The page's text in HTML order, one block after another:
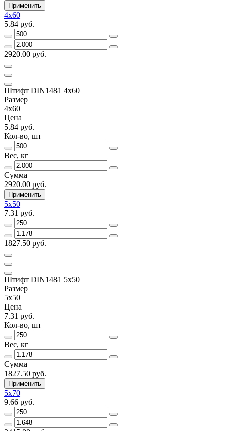
Применить
4х60
5.84 руб.
2920.00 руб.
Штифт DIN1481 4х60
Размер
4х60
Цена
5.84 руб.
Кол-во, шт
Вес, кг
Сумма
2920.00 руб.
Применить
5х50
7.31 руб.
1827.50 руб.
Штифт DIN1481 5х50
Размер
5х50
Цена
7.31 руб.
Кол-во, шт
Вес, кг
Сумма
1827.50 руб.
Применить
5х70
9.66 руб.